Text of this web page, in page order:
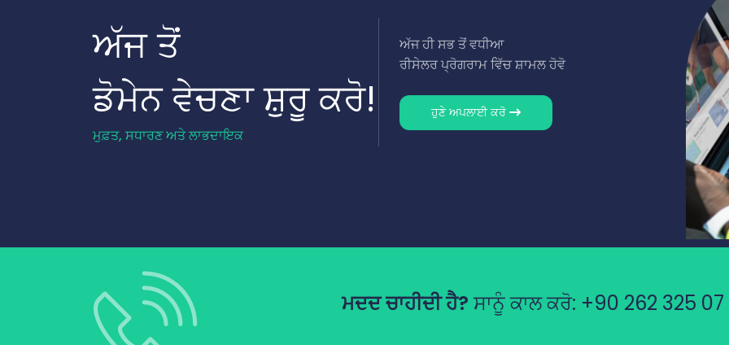
ਅੱਜ ਤੋਂ
ਡੋਮੇਨ ਵੇਚਣਾ ਸ਼ੁਰੂ ਕਰੋ!
ਮੁਫ਼ਤ, ਸਧਾਰਣ ਅਤੇ ਲਾਭਦਾਇਕ
ਅੱਜ ਹੀ ਸਭ ਤੋਂ ਵਧੀਆ
ਰੀਸੇਲਰ ਪ੍ਰੋਗਰਾਮ ਵਿੱਚ ਸ਼ਾਮਲ ਹੋਵੋ
ਹੁਣੇ ਅਪਲਾਈ ਕਰੋ
ਮਦਦ ਚਾਹੀਦੀ ਹੈ?ਸਾਨੂੰ ਕਾਲ ਕਰੋ: +90 262 325 07